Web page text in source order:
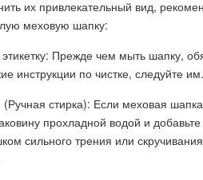
их привлекательный вид,
меховую шапку:
Прежде чем мыть шапку,
инструкции по чистке, следуйте им.
стирка): Если меховая
прохладной водой и
сильного трения или